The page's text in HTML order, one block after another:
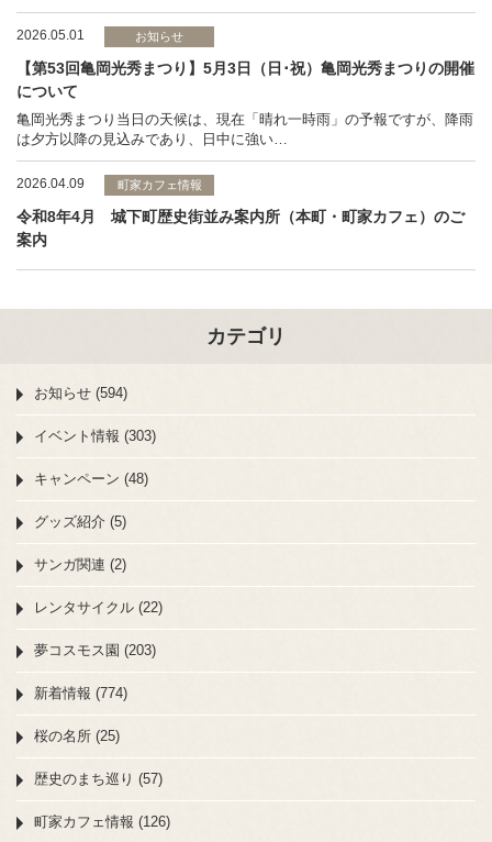
2026.05.01 お知らせ
【第53回亀岡光秀まつり】5月3日（日･祝）亀岡光秀まつりの開催
について
亀岡光秀まつり当日の天候は、現在「晴れ一時雨」の予報ですが、降雨
は夕方以降の見込みであり、日中に強い…
2026.04.09 町家カフェ情報
令和8年4月 城下町歴史街並み案内所（本町・町家カフェ）のご
案内
カテゴリ
お知らせ (594)
イベント情報 (303)
キャンペーン (48)
グッズ紹介 (5)
サンガ関連 (2)
レンタサイクル (22)
夢コスモス園 (203)
新着情報 (774)
桜の名所 (25)
歴史のまち巡り (57)
町家カフェ情報 (126)